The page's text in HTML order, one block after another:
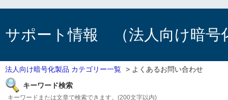
サポート情報 （法人向け暗号
法人向け暗号化製品 カテゴリー一覧 > よくあるお問い合わせ
キーワード検索
キーワードまたは文章で検索できます。(200文字以内)